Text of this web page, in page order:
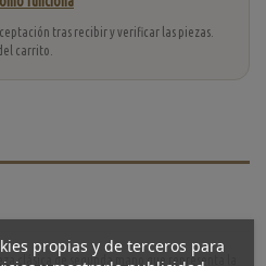
tras recibir y verificar las piezas.
carrito.
clásica de segunda mano que representa la
propias y de terceros para